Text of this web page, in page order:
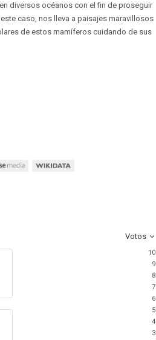
diversos océanos con el fin de proseguir
caso, nos lleva a paisajes maravillosos
de estos mamíferos cuidando de sus
Votos
10
9
8
7
6
5
4
3